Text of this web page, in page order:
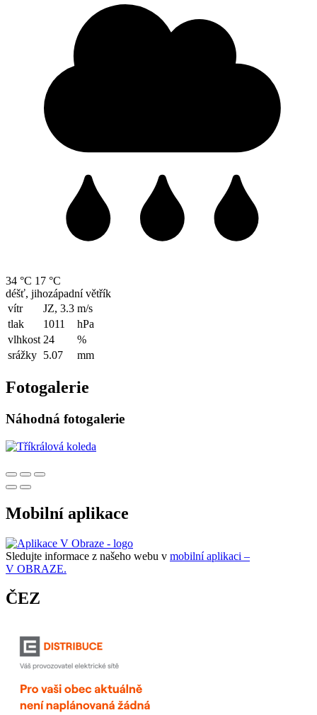
34 °C 17 °C
déšť, jihozápadní větřík
vítr
JZ, 3.3 m/s
tlak
1011
hPa
vlhkost 24
%
srážky 5.07 mm
Fotogalerie
Náhodná fotogalerie
Mobilní aplikace
Sledujte informace z našeho webu v mobilní aplikaci –
V OBRAZE.
ČEZ